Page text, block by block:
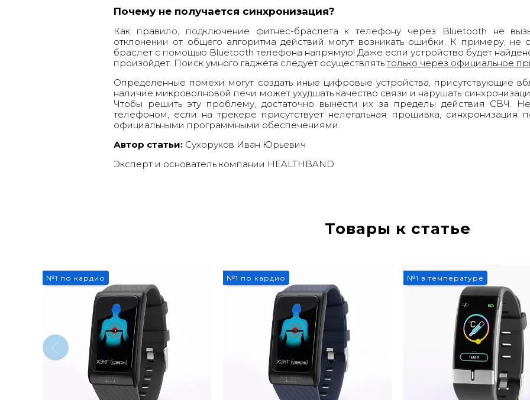
Почему не получается синхронизация?
Как правило, подключение фитнес-браслета к телефону через Bluetooth не
отклонении от общего алгоритма действий могут возникать ошибки. К примеру, не
браслет с помощью Bluetooth телефона напрямую! Даже если устройство будет
произойдет. Поиск умного гаджета следует осуществлять только через официальное
Определенные помехи могут создать иные цифровые устройства, присутствующие
наличие микроволновой печи может ухудшать качество связи и нарушать
Чтобы решить эту проблему, достаточно вынести их за пределы действия СВЧ. Не
телефоном, если на трекере присутствует нелегальная прошивка, синхронизация
официальными программными обеспечениями.
Автор статьи: Сухоруков Иван Юрьевич
Эксперт и основатель компании HEALTHBAND
Товары к статье
№1 по кардио №1 по кардио 3%
№1 в температуре